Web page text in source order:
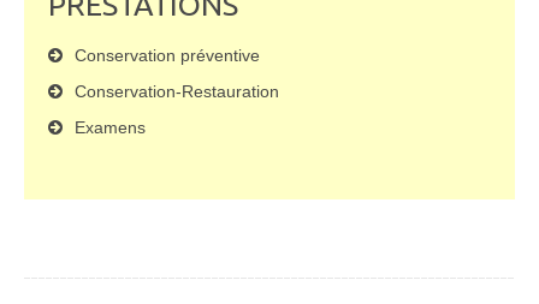
Conservation préventive
Conservation-Restauration
Examens